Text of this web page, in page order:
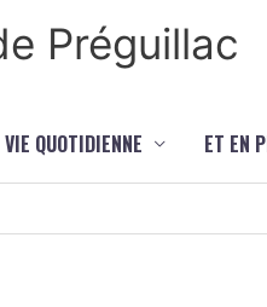
Préguillac
VIE QUOTIDIENNE ET EN